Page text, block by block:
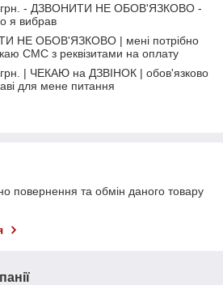
грн. - ДЗВОНИТИ НЕ ОБОВ'ЯЗКОВО -
я вибрав
НЕ ОБОВ'ЯЗКОВО | мені потрібно
СМС з реквізитами на оплату
грн. | ЧЕКАЮ на ДЗВІНОК | обов'язково
для мене питання
повернення та обмін даного товару